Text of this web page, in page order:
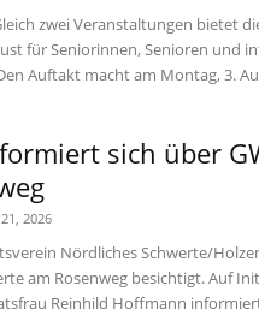
zwei Veranstaltungen bietet
für Seniorinnen, Senioren und
Auftakt macht am Montag, 3.
sich über
2026
Nördliches Schwerte/
am Rosenweg besichtigt. Auf
Reinhild Hoffmann